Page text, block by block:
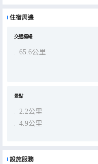
住宿周邊
交通樞紐
65.6公里
景點
2.2公里
4.9公里
設施服務